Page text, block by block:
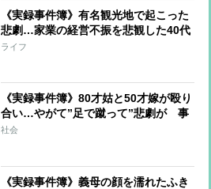
《実録事件簿》有名観光地で起こった
悲劇…家業の経営不振を悲観した40代
女の凶行「義母がいなくなればリセッ
ライフ
《実録事件簿》80才姑と50才嫁が殴り
合い…やがて”足で蹴って”悲劇が 事
件前には「100万円出すから家から出
社会
《実録事件簿》義母の顔を濡れたふき